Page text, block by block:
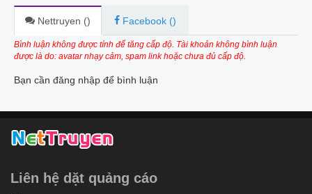
Nettruyen () Facebook ()
Bình luận không được tính để tăng cấp độ. Tài khoản không bình luận
được là do: avatar nhạy cảm, spam link hoặc chưa đủ cấp độ.
Bạn cần đăng nhập để bình luận
Liên hệ dặt quảng cáo